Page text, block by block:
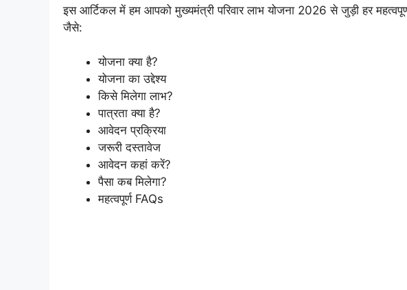
इस आर्टिकल में हम आपको मुख्यमंत्री परिवार लाभ योजना 2026 से जुड़ी हर
जैसे:
योजना क्या है?
योजना का उद्देश्य
किसे मिलेगा लाभ?
पात्रता क्या है?
आवेदन प्रक्रिया
जरूरी दस्तावेज
आवेदन कहां करें?
पैसा कब मिलेगा?
महत्वपूर्ण FAQs